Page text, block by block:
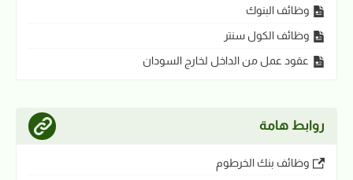
وظائف البنوك
وظائف الكول سنتر
عقود عمل من الداخل لخارج السودان
روابط هامة
وظائف بنك الخرطوم